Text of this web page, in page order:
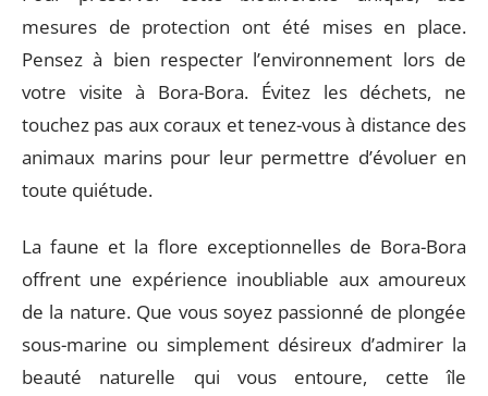
mesures de protection ont été mises en place.
Pensez à bien respecter l’environnement lors de
votre visite à Bora-Bora. Évitez les déchets, ne
touchez pas aux coraux et tenez-vous à distance des
animaux marins pour leur permettre d’évoluer en
toute quiétude.
La faune et la flore exceptionnelles de Bora-Bora
offrent une expérience inoubliable aux amoureux
de la nature. Que vous soyez passionné de plongée
sous-marine ou simplement désireux d’admirer la
beauté naturelle qui vous entoure, cette île